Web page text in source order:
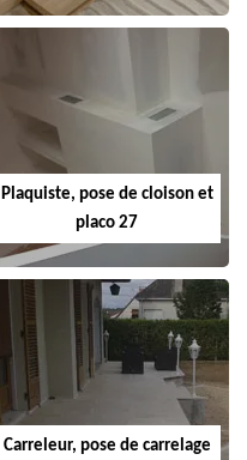
Plaquiste, pose de cloison et
placo 27
Carreleur, pose de carrelage